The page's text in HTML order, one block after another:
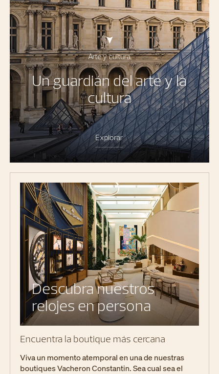
Arte y cultura
Un guardián del arte y la
cultura
Explorar
Descubra nuestros
relojes en persona
Encuentra la boutique más cercana
Viva un momento atemporal en una de nuestras
boutiques Vacheron Constantin. Sea cual sea el